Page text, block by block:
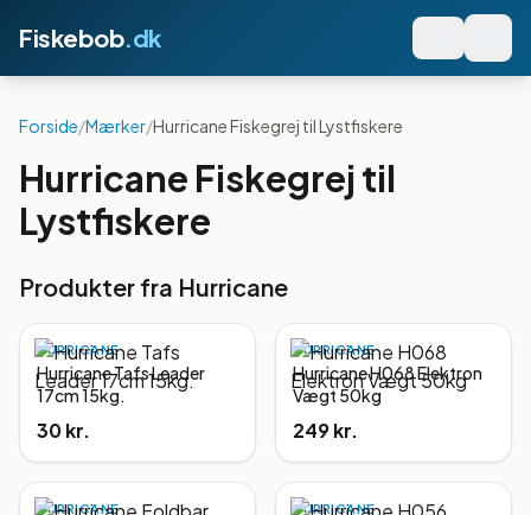
Fiskebob.dk
Forside/Mærker/Hurricane Fiskegrej til Lystfiskere
Hurricane Fiskegrej til
Lystfiskere
Produkter fra Hurricane
HURRICANE
Hurricane Tafs Leader
17cm 15kg.
30 kr.
HURRICANE
Hurricane H068 Elektron
Vægt 50kg
249 kr.
HURRICANE HURRICANE